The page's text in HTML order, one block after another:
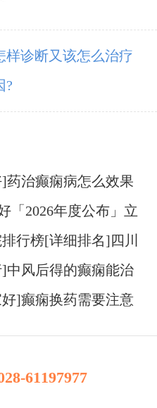
样诊断又该怎么治疗
?
药治癫痫病怎么效果
「2026年度公布」立
么?行榜[详细排名]四川
中风后得的癫痫能治
]癫痫换药需要注意
61197977